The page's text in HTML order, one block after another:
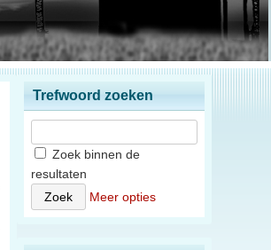
Trefwoord zoeken
Zoek binnen de
resultaten
Meer opties